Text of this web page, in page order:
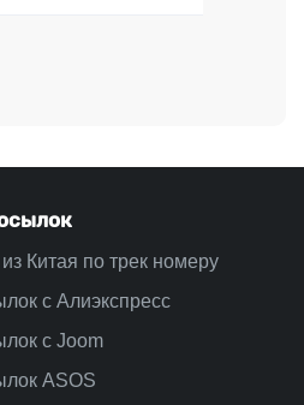
Китая по трек номеру
с Алиэкспресс
с Joom
ASOS